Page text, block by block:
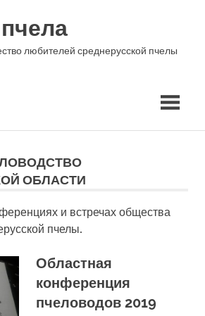
любителей среднерусской пчелы
ОБЛАСТИ
и встречах общества
пчелы.
Областная
конференция
пчеловодов 2019